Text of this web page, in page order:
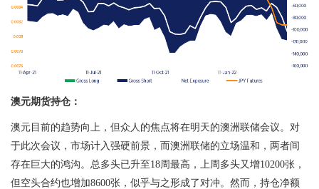
澳元期货持仓：
澳元目前的趋势向上，但众人的焦点将在明天的澳洲联储会议。对
于此次会议，市场计入强硬前景，而澳洲联储的立场温和，两者间
存在巨大的鸿沟。总多头已升至 18 周最高，上周多头又增10200张，
但空头合约也增加8600张，似乎与之形成了对冲。然而，持仓净额